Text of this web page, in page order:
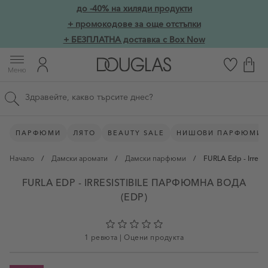
Прескачане към съдържаниетодо -40% на хиляди продукти
+ промокодове за още отстъпки
+ БЕЗПЛАТНА доставка с Box Now
Меню
ПАРФЮМИ ЛЯТО BEAUTY SALE НИШОВИ ПАРФЮМИ
Начало / Дамски аромати / Дамски парфюми / FURLA Edp -
FURLA EDP - IRRESISTIBILE ПАРФЮМНА ВОДА
(EDP)
1 ревюта | Оцени продукта